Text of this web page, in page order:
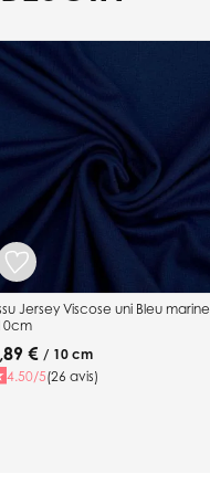
Jersey Viscose uni Bleu marine
€ / 10 cm
4.50/5(26 avis)